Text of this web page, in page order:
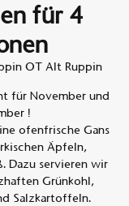
für 4
OT Alt Ruppin
für November und
!
ofenfrische Gans
Äpfeln,
Dazu servieren wir
Grünkohl,
Salzkartoffeln.